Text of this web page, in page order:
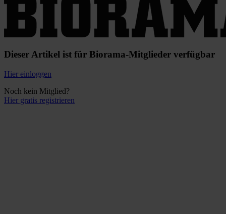
Dieser Artikel ist für Biorama-Mitglieder verfügbar
Hier einloggen
Noch kein Mitglied?
Hier gratis registrieren